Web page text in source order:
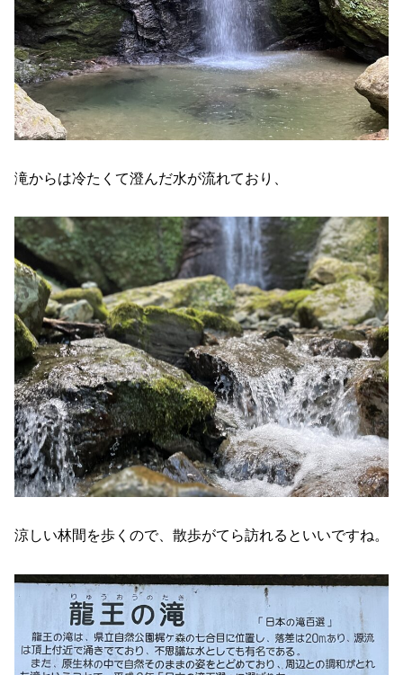
滝からは冷たくて澄んだ水が流れており、
涼しい林間を歩くので、散歩がてら訪れるといいですね。